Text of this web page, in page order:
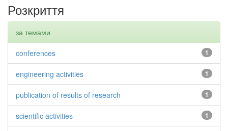
Розкриття
за темами
1
conferences
1
engineering activities
1
publication of results of research
1
scientific activities